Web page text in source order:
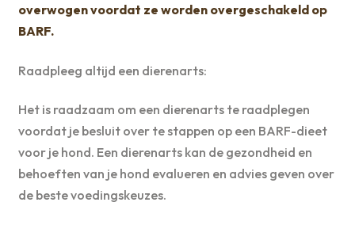
overwogen voordat ze worden overgeschakeld op
BARF.
Raadpleeg altijd een dierenarts:
Het is raadzaam om een dierenarts te raadplegen
voordat je besluit over te stappen op een BARF-dieet
voor je hond. Een dierenarts kan de gezondheid en
behoeften van je hond evalueren en advies geven over
de beste voedingskeuzes.